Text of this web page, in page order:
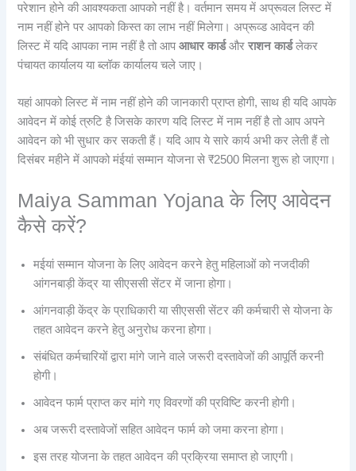
परेशान होने की आवश्यकता आपको नहीं है। वर्तमान समय में अप्रूवल लिस्ट में
नाम नहीं होने पर आपको किस्त का लाभ नहीं मिलेगा। अप्रूव्ड आवेदन की
लिस्ट में यदि आपका नाम नहीं है तो आपआधार कार्डऔरराशन कार्डलेकर
पंचायत कार्यालय या ब्लॉक कार्यालय चले जाए।
यहां आपको लिस्ट में नाम नहीं होने की जानकारी प्राप्त होगी, साथ ही यदि आपके
आवेदन में कोई त्रुटि है जिसके कारण यदि लिस्ट में नाम नहीं है तो आप अपने
आवेदन को भी सुधार कर सकती हैं। यदि आप ये सारे कार्य अभी कर लेती हैं तो
दिसंबर महीने में आपको मंईयां सम्मान योजना से ₹2500 मिलना शुरू हो जाएगा।
Maiya Samman Yojana के लिए आवेदन
कैसे करें?
मईयां सम्मान योजना के लिए आवेदन करने हेतु महिलाओं को नजदीकी
आंगनबाड़ी केंद्र या सीएससी सेंटर में जाना होगा।
आंगनवाड़ी केंद्र के प्राधिकारी या सीएससी सेंटर की कर्मचारी से योजना के
तहत आवेदन करने हेतु अनुरोध करना होगा।
संबंधित कर्मचारियों द्वारा मांगे जाने वाले जरूरी दस्तावेजों की आपूर्ति करनी
होगी।
आवेदन फार्म प्राप्त कर मांगे गए विवरणों की प्रविष्टि करनी होगी।
अब जरूरी दस्तावेजों सहित आवेदन फार्म को जमा करना होगा।
इस तरह योजना के तहत आवेदन की प्रक्रिया समाप्त हो जाएगी।